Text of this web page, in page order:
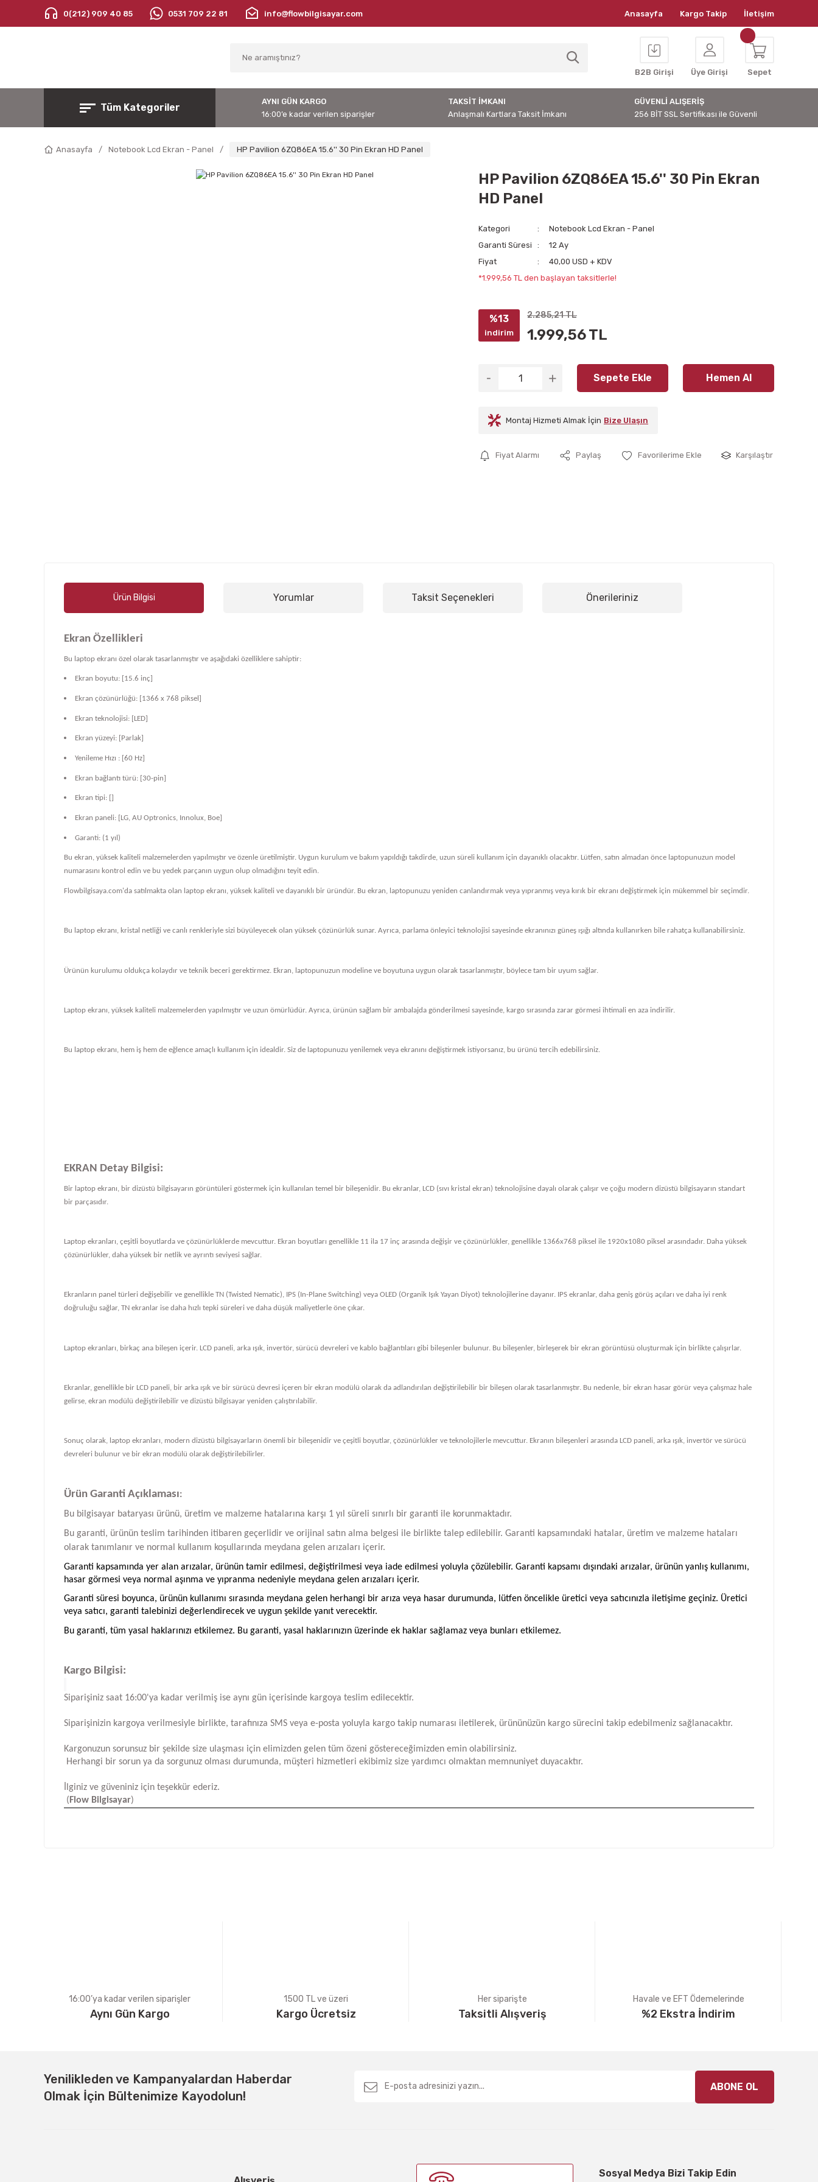
0(212) 909 40 85 0531 709 22 81 info@flowbilgisayar.com Anasayfa Kargo Takip İletişim
B2B Girişi Üye Girişi Sepet
Tüm Kategoriler
AYNI GÜN KARGO
16:00’e kadar verilen siparişler
TAKSİT İMKANI
Anlaşmalı Kartlara Taksit İmkanı
GÜVENLİ ALIŞERİŞ
256 BİT SSL Sertifikası ile Güvenli
Anasayfa Notebook Lcd Ekran - Panel HP Pavilion 6ZQ86EA 15.6'' 30 Pin Ekran HD Panel
HP Pavilion 6ZQ86EA 15.6'' 30 Pin Ekran
HD Panel
Kategori
Notebook Lcd Ekran - Panel
Garanti Süresi
12 Ay
Fiyat
40,00 USD + KDV
*1.999,56 TL den başlayan taksitlerle!
%13
indirim
2.285,21 TL
1.999,56 TL
Sepete Ekle Hemen Al
Montaj Hizmeti Almak İçin Bize Ulaşın
Fiyat Alarmı Paylaş Karşılaştır
Ürün Bilgisi Yorumlar Taksit Seçenekleri Önerileriniz
Ekran Özellikleri
Bu laptop ekranı özel olarak tasarlanmıştır ve aşağıdaki özelliklere sahiptir:
Ekran boyutu: [15.6 inç]
Ekran çözünürlüğü: [1366 x 768 piksel]
Ekran teknolojisi: [LED]
Ekran yüzeyi: [Parlak]
Yenileme Hızı : [60 Hz]
Ekran bağlantı türü: [30-pin]
Ekran tipi: []
Ekran paneli: [LG, AU Optronics, Innolux, Boe]
Garanti: (1 yıl)
Bu ekran, yüksek kaliteli malzemelerden yapılmıştır ve özenle üretilmiştir. Uygun kurulum ve bakım yapıldığı takdirde, uzun süreli kullanım için dayanıklı olacaktır. Lütfen, satın almadan önce laptopunuzun model
numarasını kontrol edin ve bu yedek parçanın uygun olup olmadığını teyit edin.
Flowbilgisaya.com'da satılmakta olan laptop ekranı, yüksek kaliteli ve dayanıklı bir üründür. Bu ekran, laptopunuzu yeniden canlandırmak veya yıpranmış veya kırık bir ekranı değiştirmek için mükemmel bir seçimdir.
Bu laptop ekranı, kristal netliği ve canlı renkleriyle sizi büyüleyecek olan yüksek çözünürlük sunar. Ayrıca, parlama önleyici teknolojisi sayesinde ekranınızı güneş ışığı altında kullanırken bile rahatça kullanabilirsiniz.
Ürünün kurulumu oldukça kolaydır ve teknik beceri gerektirmez. Ekran, laptopunuzun modeline ve boyutuna uygun olarak tasarlanmıştır, böylece tam bir uyum sağlar.
Laptop ekranı, yüksek kaliteli malzemelerden yapılmıştır ve uzun ömürlüdür. Ayrıca, ürünün sağlam bir ambalajda gönderilmesi sayesinde, kargo sırasında zarar görmesi ihtimali en aza indirilir.
Bu laptop ekranı, hem iş hem de eğlence amaçlı kullanım için idealdir. Siz de laptopunuzu yenilemek veya ekranını değiştirmek istiyorsanız, bu ürünü tercih edebilirsiniz.
EKRAN Detay Bilgisi:
Bir laptop ekranı, bir dizüstü bilgisayarın görüntüleri göstermek için kullanılan temel bir bileşenidir. Bu ekranlar, LCD (sıvı kristal ekran) teknolojisine dayalı olarak çalışır ve çoğu modern dizüstü bilgisayarın standart
bir parçasıdır.
Laptop ekranları, çeşitli boyutlarda ve çözünürlüklerde mevcuttur. Ekran boyutları genellikle 11 ila 17 inç arasında değişir ve çözünürlükler, genellikle 1366x768 piksel ile 1920x1080 piksel arasındadır. Daha yüksek
çözünürlükler, daha yüksek bir netlik ve ayrıntı seviyesi sağlar.
Ekranların panel türleri değişebilir ve genellikle TN (Twisted Nematic), IPS (In-Plane Switching) veya OLED (Organik Işık Yayan Diyot) teknolojilerine dayanır. IPS ekranlar, daha geniş görüş açıları ve daha iyi renk
doğruluğu sağlar, TN ekranlar ise daha hızlı tepki süreleri ve daha düşük maliyetlerle öne çıkar.
Laptop ekranları, birkaç ana bileşen içerir. LCD paneli, arka ışık, invertör, sürücü devreleri ve kablo bağlantıları gibi bileşenler bulunur. Bu bileşenler, birleşerek bir ekran görüntüsü oluşturmak için birlikte çalışırlar.
Ekranlar, genellikle bir LCD paneli, bir arka ışık ve bir sürücü devresi içeren bir ekran modülü olarak da adlandırılan değiştirilebilir bir bileşen olarak tasarlanmıştır. Bu nedenle, bir ekran hasar görür veya çalışmaz hale
gelirse, ekran modülü değiştirilebilir ve dizüstü bilgisayar yeniden çalıştırılabilir.
Sonuç olarak, laptop ekranları, modern dizüstü bilgisayarların önemli bir bileşenidir ve çeşitli boyutlar, çözünürlükler ve teknolojilerle mevcuttur. Ekranın bileşenleri arasında LCD paneli, arka ışık, invertör ve sürücü
devreleri bulunur ve bir ekran modülü olarak değiştirilebilirler.
Ürün Garanti Açıklaması:
Bu bilgisayar bataryası ürünü, üretim ve malzeme hatalarına karşı 1 yıl süreli sınırlı bir garanti ile korunmaktadır.
Bu garanti, ürünün teslim tarihinden itibaren geçerlidir ve orijinal satın alma belgesi ile birlikte talep edilebilir. Garanti kapsamındaki hatalar, üretim ve malzeme hataları
olarak tanımlanır ve normal kullanım koşullarında meydana gelen arızaları içerir.
Garanti kapsamında yer alan arızalar, ürünün tamir edilmesi, değiştirilmesi veya iade edilmesi yoluyla çözülebilir. Garanti kapsamı dışındaki arızalar, ürünün yanlış kullanımı,
hasar görmesi veya normal aşınma ve yıpranma nedeniyle meydana gelen arızaları içerir.
Garanti süresi boyunca, ürünün kullanımı sırasında meydana gelen herhangi bir arıza veya hasar durumunda, lütfen öncelikle üretici veya satıcınızla iletişime geçiniz. Üretici
veya satıcı, garanti talebinizi değerlendirecek ve uygun şekilde yanıt verecektir.
Bu garanti, tüm yasal haklarınızı etkilemez. Bu garanti, yasal haklarınızın üzerinde ek haklar sağlamaz veya bunları etkilemez.
Kargo Bilgisi:
Siparişiniz saat 16:00'ya kadar verilmiş ise aynı gün içerisinde kargoya teslim edilecektir.
Siparişinizin kargoya verilmesiyle birlikte, tarafınıza SMS veya e-posta yoluyla kargo takip numarası iletilerek, ürününüzün kargo sürecini takip edebilmeniz sağlanacaktır.
Kargonuzun sorunsuz bir şekilde size ulaşması için elimizden gelen tüm özeni göstereceğimizden emin olabilirsiniz.
Herhangi bir sorun ya da sorgunuz olması durumunda, müşteri hizmetleri ekibimiz size yardımcı olmaktan memnuniyet duyacaktır.
İlginiz ve güveniniz için teşekkür ederiz.
( Flow Bilgisayar)
16:00’ya kadar verilen siparişler
Aynı Gün Kargo
1500 TL ve üzeri
Kargo Ücretsiz
Her siparişte
Taksitli Alışveriş
Havale ve EFT Ödemelerinde
%2 Ekstra İndirim
Yenilikleden ve Kampanyalardan Haberdar
Olmak İçin Bültenimize Kayodolun!
ABONE OL
Sosyal Medya Bizi Takip Edin